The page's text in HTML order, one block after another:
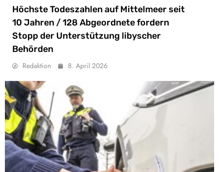
Höchste Todeszahlen auf Mittelmeer seit
10 Jahren / 128 Abgeordnete fordern
Stopp der Unterstützung libyscher
Behörden
Redaktion 8. April 2026